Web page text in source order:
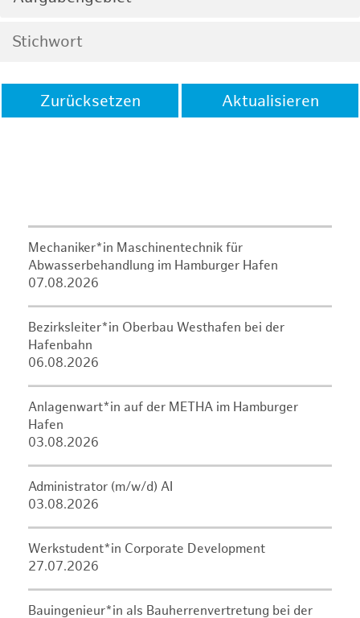
Zurücksetzen Aktualisieren
Mechaniker*in Maschinentechnik für
Abwasserbehandlung im Hamburger Hafen
07.08.2026
Bezirksleiter*in Oberbau Westhafen bei der
Hafenbahn
06.08.2026
Anlagenwart*in auf der METHA im Hamburger
Hafen
03.08.2026
Administrator (m/w/d) AI
03.08.2026
Werkstudent*in Corporate Development
27.07.2026
Bauingenieur*in als Bauherrenvertretung bei der